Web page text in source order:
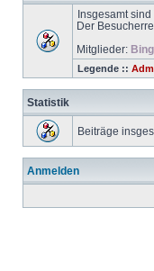
Insgesamt sind
Der
Mitglieder:
Legende ::
Statistik
Beiträge
Anmelden